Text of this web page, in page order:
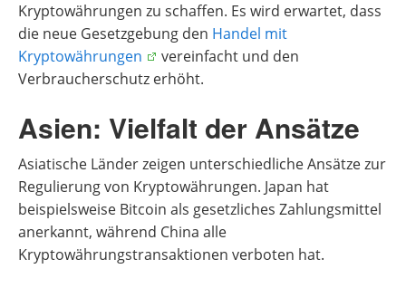
Kryptowährungen zu schaffen. Es wird erwartet, dass
die neue Gesetzgebung den Handel mit
Kryptowährungen
vereinfacht und den
Verbraucherschutz erhöht.
Asien: Vielfalt der Ansätze
Asiatische Länder zeigen unterschiedliche Ansätze zur
Regulierung von Kryptowährungen. Japan hat
beispielsweise Bitcoin als gesetzliches Zahlungsmittel
anerkannt, während China alle
Kryptowährungstransaktionen verboten hat.